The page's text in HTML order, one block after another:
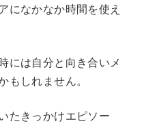
u
になかなか時間を使え
には自分と向き合いメ
もしれません。
たきっかけエピソー